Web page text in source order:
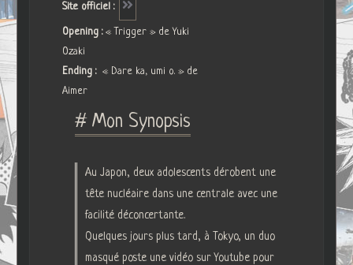
Site officiel :
Opening :« Trigger » de Yuki
Ozaki
Ending : « Dare ka, umi o. » de
Aimer
# Mon Synopsis
Au Japon, deux adolescents dérobent une
tête nucléaire dans une centrale avec une
facilité déconcertante.
Quelques jours plus tard, à Tokyo, un duo
masqué poste une vidéo sur Youtube pour